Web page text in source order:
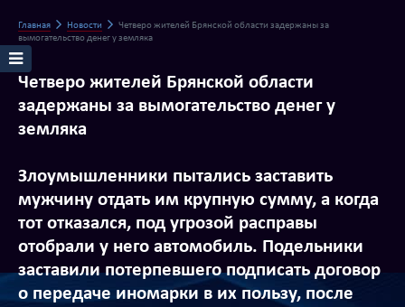
Главная Новости
Четверо жителей Брянской области задержаны за
вымогательство денег у земляка
Четверо жителей Брянской области
задержаны за вымогательство денег у
земляка
Злоумышленники пытались заставить
мужчину отдать им крупную сумму, а когда
тот отказался, под угрозой расправы
отобрали у него автомобиль. Подельники
заставили потерпевшего подписать договор
о передаче иномарки в их пользу, после